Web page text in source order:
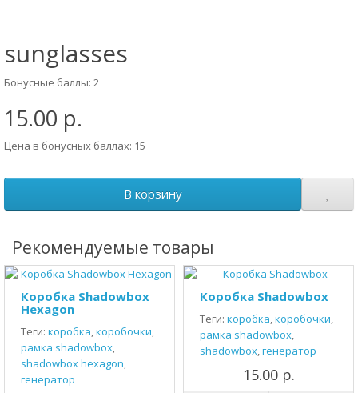
sunglasses
Бонусные баллы: 2
15.00 р.
Цена в бонусных баллах: 15
В корзину
Рекомендуемые товары
Коробка Shadowbox
Hexagon
Теги: коробка,коробочки,
рамка shadowbox,
shadowbox hexagon,
генератор
Коробка Shadowbox
Теги: коробка,коробочки,
рамка shadowbox,
shadowbox,генератор
15.00 р.